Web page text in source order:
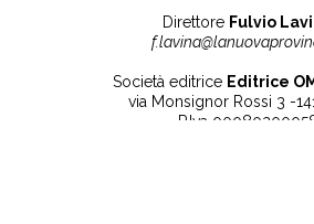
Direttore Fulvio
Società editrice Editrice
via Monsignor Rossi 3 -
P.Iva